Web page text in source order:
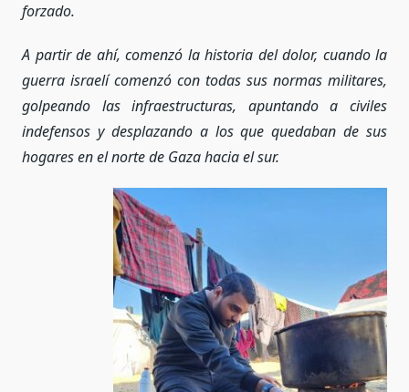
forzado.
A partir de ahí, comenzó la historia del dolor, cuando la
guerra israelí comenzó con todas sus normas militares,
golpeando las infraestructuras, apuntando a civiles
indefensos y desplazando a los que quedaban de sus
hogares en el norte de Gaza hacia el sur.